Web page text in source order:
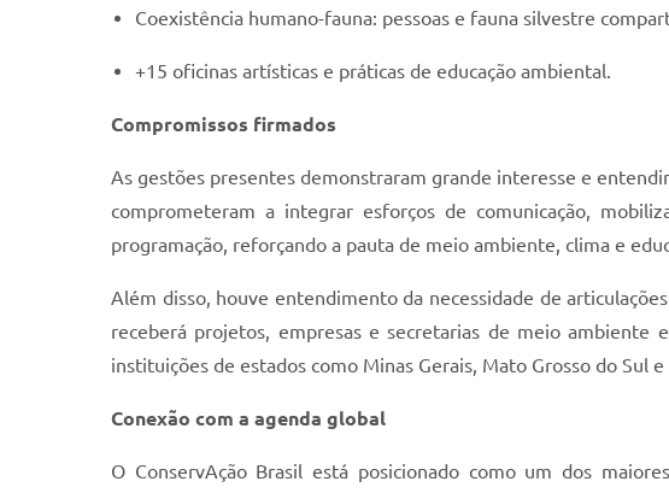
Coexistência humano-fauna: pessoas e fauna silvestre
+15 oficinas artísticas e práticas de educação ambiental.
Compromissos firmados
As gestões presentes demonstraram grande interesse e
comprometeram a integrar esforços de comunicação,
programação, reforçando a pauta de meio ambiente, clima e
Além disso, houve entendimento da necessidade de
receberá projetos, empresas e secretarias de meio
instituições de estados como Minas Gerais, Mato Grosso do Sul e
Conexão com a agenda global
O ConservAção Brasil está posicionado como um dos